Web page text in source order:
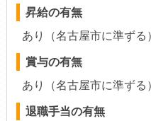
昇給の有無
あり（名古屋市に準ずる
賞与の有無
あり（名古屋市に準ずる
退職手当の有無